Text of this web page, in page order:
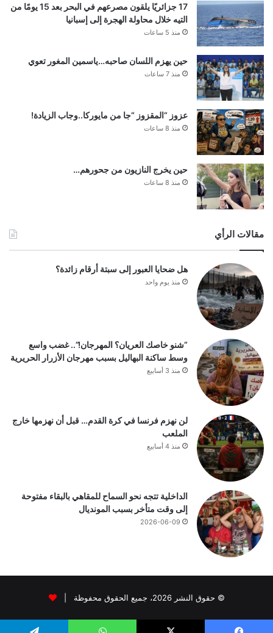
17 جزائريًا يلقون مصرعهم في البحر بعد 15 يومًا من
التيه خلال محاولة الهجرة إلى إسبانيا
منذ 5 ساعات
حين يهزم اللسان صاحبه…ياسمين المغور تعوي
منذ 7 ساعات
عزوز “المقزوز “جا من مايوركا..وجاب الزيادة!
منذ 8 ساعات
حين يخرج النازيون من جحورهم…
منذ 8 ساعات
مقالات الرأي
هل ضحايا العبور إلى سبتة أرقام زائدة؟
منذ يوم واحد
“شنو خاصك العريان؟ المهرجان!”.. غضب واسع
وسط ساكنة البهاليل بسبب مهرجان الأزرار الحريرية
منذ 3 أسابيع
لن نهزم فرنسا في كرة القدم… قبل أن نهزمها خارج
الملعب
منذ 4 أسابيع
الداخلية تتجه نحو السماح للمقاهي بالبقاء مفتوحة
إلى وقت متأخر بسبب المونديال
2026-06-09
© حقوق النشر 2026، جميع الحقوق محفوظة |